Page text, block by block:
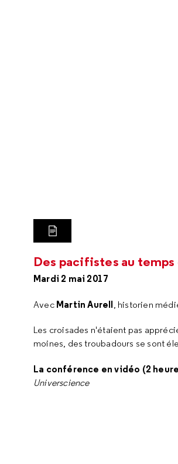
LIRE LA TRANSCRIPTION
Des pacifistes au
Mardi 2 mai 2017
Avec Martin Aurell, historien
Les croisades n'étaient pas
moines, des troubadours se sont
La conférence en vidéo (2
Universcience